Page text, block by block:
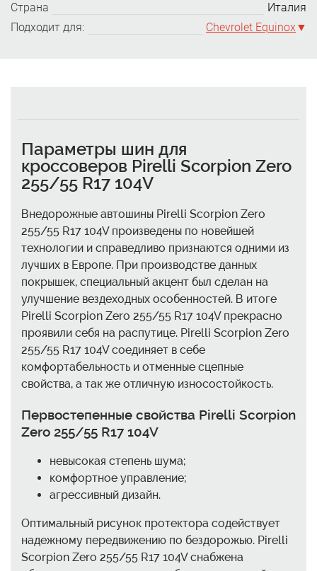
Страна
Италия
Подходит для:
Chevrolet Equinox
Параметры шин для
кроссоверов Pirelli Scorpion Zero
255/55 R17 104V
Внедорожные автошины Pirelli Scorpion Zero
255/55 R17 104V произведены по новейшей
технологии и справедливо признаются одними из
лучших в Европе. При производстве данных
покрышек, специальный акцент был сделан на
улучшение вездеходных особенностей. В итоге
Pirelli Scorpion Zero 255/55 R17 104V прекрасно
проявили себя на распутице. Pirelli Scorpion Zero
255/55 R17 104V соединяет в себе
комфортабельность и отменные сцепные
свойства, а так же отличную износостойкость.
Первостепенные свойства Pirelli Scorpion
Zero 255/55 R17 104V
невысокая степень шума;
комфортное управление;
агрессивный дизайн.
Оптимальный рисунок протектора содействует
надежному передвижению по бездорожью. Pirelli
Scorpion Zero 255/55 R17 104V снабжена